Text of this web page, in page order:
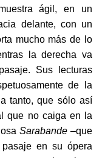
ágil, en un
delante, con un
mucho más de lo
la derecha va
Sus lecturas
de la
tanto, que sólo así
que no caiga en la
Sarabande–que
en su ópera